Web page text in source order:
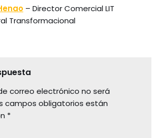
– Director Comercial LIT
Transformacional
correo electrónico no será
campos obligatorios están
*